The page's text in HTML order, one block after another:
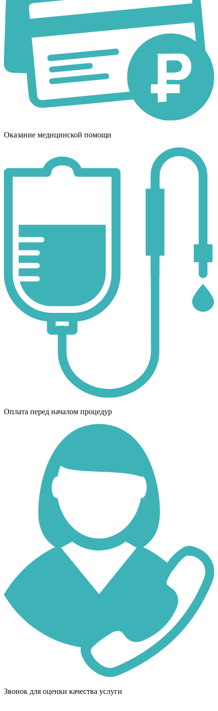
Оказание медицинской помощи
Оплата перед началом процедур
Звонок для оценки качества услуги